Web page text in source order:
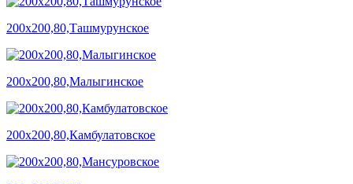
200х200,80,Ташмурунское
200х200,80,Малыгинское
200х200,80,Камбулатовское